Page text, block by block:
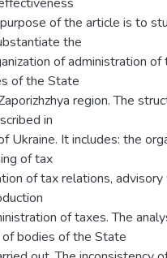
of the article is to
the
of administration
of the State
region. The
in
Ukraine. It includes: the
of tax
of tax relations,
of taxes. The
bodies of the State